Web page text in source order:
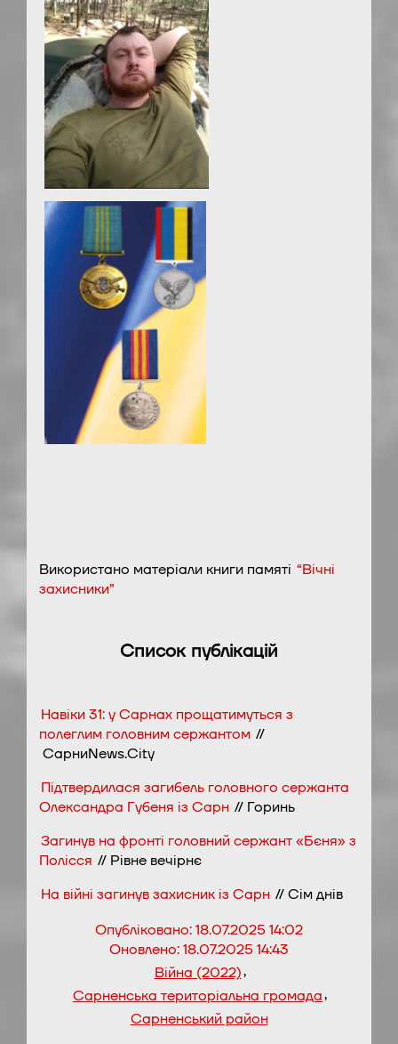
Використано матеріали книги памяті “Вічні
захисники”
Список публікацій
Навіки 31: у Сарнах прощатимуться з
полеглим головним сержантом //
СарниNews.City
Підтвердилася загибель головного сержанта
Олександра Губеня із Сарн // Горинь
Загинув на фронті головний сержант «Бєня» з
Полісся // Рівне вечірнє
На війні загинув захисник із Сарн // Сім днів
Опубліковано:18.07.2025 14:02
Оновлено:18.07.2025 14:43
Війна (2022),
Сарненська територіальна громада,
Сарненський район